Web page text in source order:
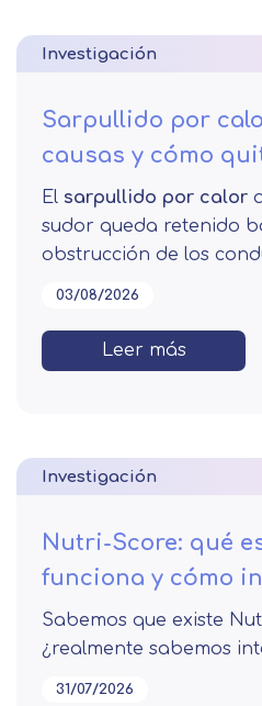
Investigación
Sarpullido por
causas y cómo
El sarpullido por calor
sudor queda retenido
obstrucción de los
03/08/2026
Leer más
Investigación
Nutri-Score: qué
funciona y cómo
Sabemos que existe
¿realmente sabemos
31/07/2026